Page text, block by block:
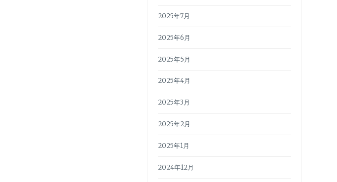
2025年7月
2025年6月
2025年5月
2025年4月
2025年3月
2025年2月
2025年1月
2024年12月